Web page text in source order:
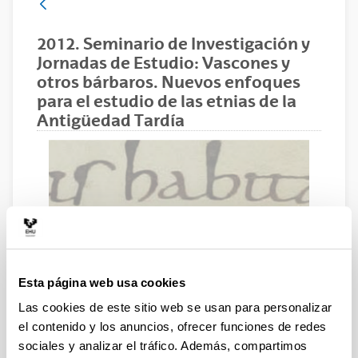
Esta página web usa cookies
Las cookies de este sitio web se usan para personalizar
el contenido y los anuncios, ofrecer funciones de redes
sociales y analizar el tráfico. Además, compartimos
2012. Seminario de Investigación y
Jornadas de Estudio: Vascones y
otros bárbaros. Nuevos enfoques
para el estudio de las etnias de la
Antigüedad Tardía
24 y 25 de abril de 2012. Facultad de Letras. UPV/EHU.